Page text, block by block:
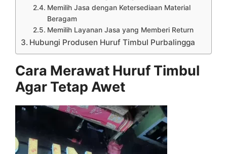
Memilih Jasa dengan Ketersediaan Material
Beragam
Memilih Layanan Jasa yang Memberi Return
Hubungi Produsen Huruf Timbul Purbalingga
Cara Merawat Huruf Timbul
Agar Tetap Awet